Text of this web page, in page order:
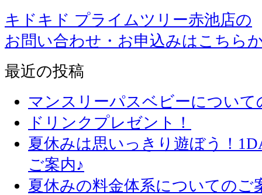
キドキド プライムツリー赤池店の
お問い合わせ・お申込みはこちら
最近の投稿
マンスリーパスベビーについて
ドリンクプレゼント！
夏休みは思いっきり遊ぼう！
ご案内♪
夏休みの料金体系についてのご